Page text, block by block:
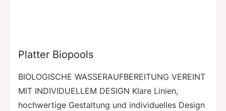
Platter Biopools
BIOLOGISCHE WASSERAUFBEREITUNG VEREINT
MIT INDIVIDUELLEM DESIGN Klare Linien,
hochwertige Gestaltung und individuelles Design